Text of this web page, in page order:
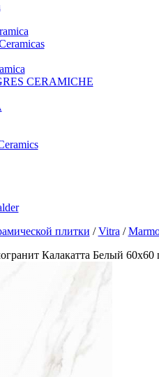
CERAMICHE
плитки /Vitra /
Калакатта Белый